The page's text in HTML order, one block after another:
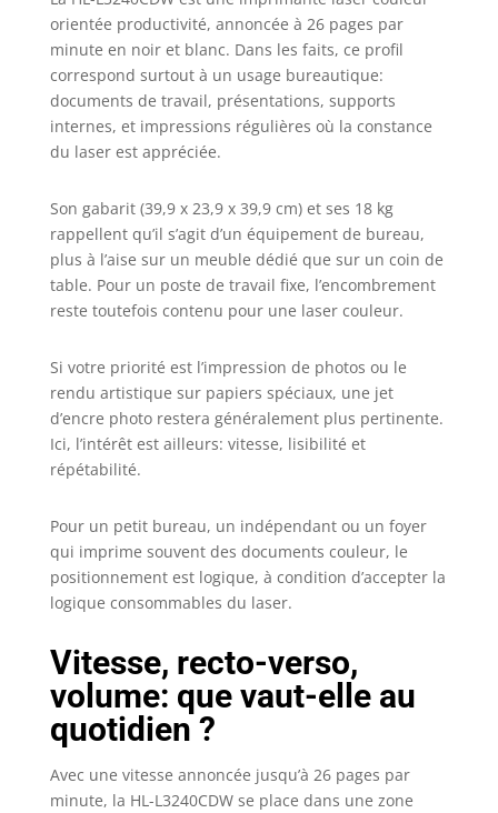
1 000 pages et haute capacité de 2
300 pages en couleur et 3 000
pages en noir
orientée productivité, annoncée à 26 pages par
minute en noir et blanc. Dans les faits, ce profil
correspond surtout à un usage bureautique:
documents de travail, présentations, supports
internes, et impressions régulières où la constance
du laser est appréciée.
Son gabarit (39,9 x 23,9 x 39,9 cm) et ses 18 kg
rappellent qu’il s’agit d’un équipement de bureau,
plus à l’aise sur un meuble dédié que sur un coin de
table. Pour un poste de travail fixe, l’encombrement
reste toutefois contenu pour une laser couleur.
Si votre priorité est l’impression de photos ou le
rendu artistique sur papiers spéciaux, une jet
d’encre photo restera généralement plus pertinente.
Ici, l’intérêt est ailleurs: vitesse, lisibilité et
répétabilité.
Pour un petit bureau, un indépendant ou un foyer
qui imprime souvent des documents couleur, le
positionnement est logique, à condition d’accepter la
logique consommables du laser.
Vitesse, recto-verso,
volume: que vaut-elle au
quotidien ?
Avec une vitesse annoncée jusqu’à 26 pages par
minute, la HL-L3240CDW se place dans une zone